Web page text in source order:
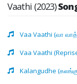
Vaathi (2023)
Vaa Vaathi (வா
Vaa Vaathi
Kalangudhe